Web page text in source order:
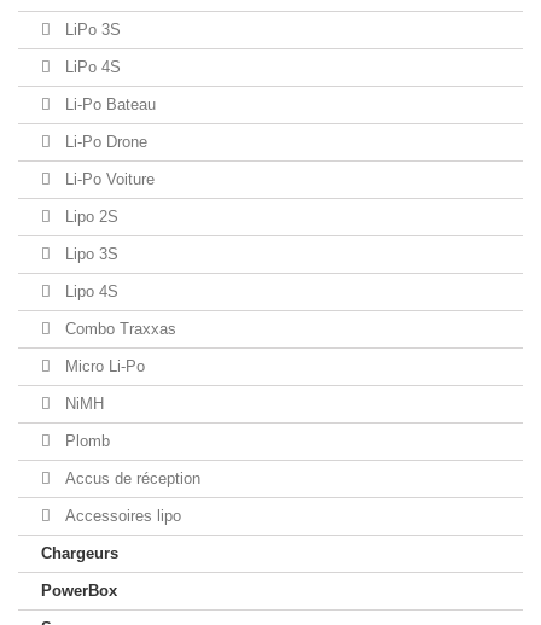
LiPo 3S
LiPo 4S
Li-Po Bateau
Li-Po Drone
Li-Po Voiture
Lipo 2S
Lipo 3S
Lipo 4S
Combo Traxxas
Micro Li-Po
NiMH
Plomb
Accus de réception
Accessoires lipo
Chargeurs
PowerBox